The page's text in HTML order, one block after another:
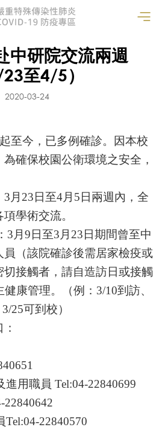
中研院交流兩週
23至4/5）
2020-03-24
至今，已多例確診。因本校
確保校園公衛環境之安全，
3月23日至4月5日兩週內，全
學術交流。
：3月9日至3月23日期間曾至中
（該院確診後需居家檢疫或
切接觸者，請自造訪日或接觸
康管理。（例：3/10到訪、
25可到校）
用職員 Tel:04-22840699
22840570